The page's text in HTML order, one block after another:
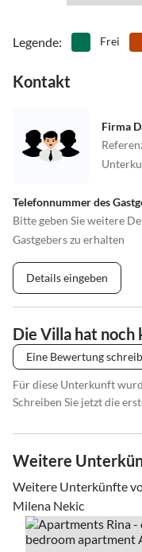
Legende: Frei
Kontakt
Firma
Telefonnummer des
Bitte geben Sie weitere
Gastgebers zu erhalten
Details eingeben
Die Villa hat
Eine Bewertung
Für diese Unterkunft
Schreiben Sie jetzt die
Weitere
Weitere Unterkünfte
Milena Nekic